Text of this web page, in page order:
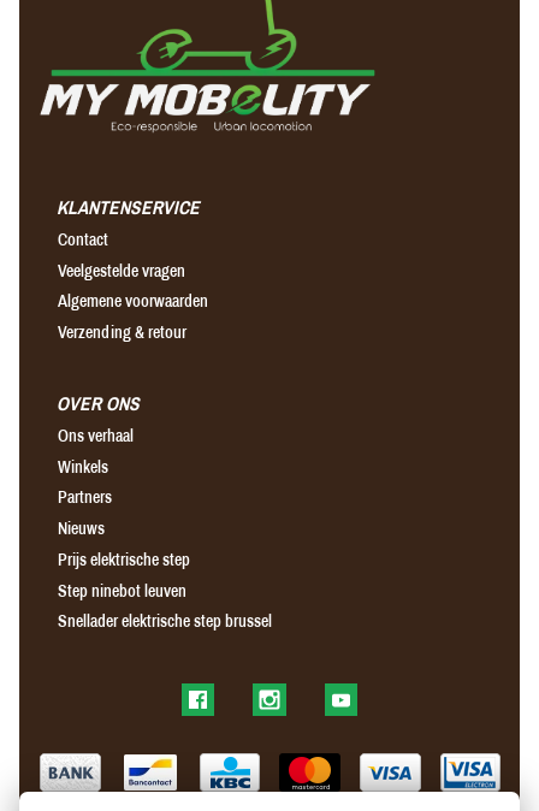
KLANTENSERVICE
Contact
Veelgestelde vragen
Algemene voorwaarden
Verzending & retour
OVER ONS
Ons verhaal
Winkels
Partners
Nieuws
Prijs elektrische step
Step ninebot leuven
Snellader elektrische step brussel
Find us on FacebookFind us on InstagramFind us on YouTube